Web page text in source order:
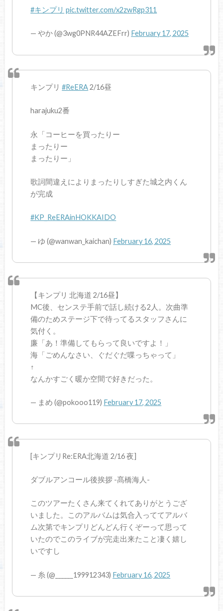
#キンプリ pic.twitter.com/x2zwRgp311
— やか (@3wg0PNR44AZEFrr) February 17, 2025
キンプリ#ReERA2/16昼
harajuku2番
永「コーヒーを買ったりー
まったりー
まったりー」
歌詞間違えによりまったりしすぎた城之内くん
が完成
#KP_ReERAinHOKKAIDO
— ゆ (@wanwan_kaichan) February 16, 2025
【キンプリ 北海道 2/16昼】
MC後、センステ手前で話し続ける2人。次曲準
備のためステージ下で待ってるスタッフさんに
気付く。
廉「あ！準備してもらって良いですよ！」
海「ごめんなさい、ぐだぐだ喋っちゃって」
↑
なんかすごく暖か空間で好きだった。
— まめ (@pokooo119) February 17, 2025
[キンプリRe:ERA北海道 2/16 夜]
ダブルアンコール後挨拶 -髙橋海人-
このツアーたくさん来てくれてありがとうござ
いました。このアルバムは気合入っててアルバ
ム次第でキンプリどんどん行くぞーって思って
いたのでこのライブが完走出来たこと凄く嬉し
いですし
— 糸 (@______199912343) February 16, 2025